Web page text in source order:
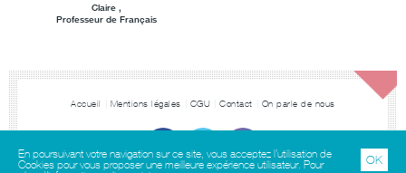
Claire ,
Professeur de Français
Accueil Mentions légales CGU Contact On parle de nous
En poursuivant votre navigation sur ce site, vous acceptez l’utilisation de
Cookies pour vous proposer une meilleure expérience utilisateur. Pour
OK